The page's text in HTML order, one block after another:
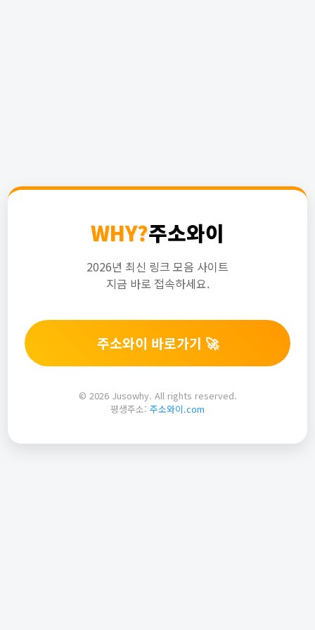
WHY?주소와이
2026년 최신 링크 모음 사이트
지금 바로 접속하세요.
주소와이 바로가기 🚀
© 2026 Jusowhy. All rights reserved.
평생주소: 주소와이.com